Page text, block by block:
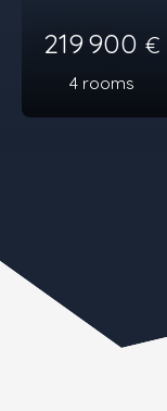
219 900 €
4 rooms